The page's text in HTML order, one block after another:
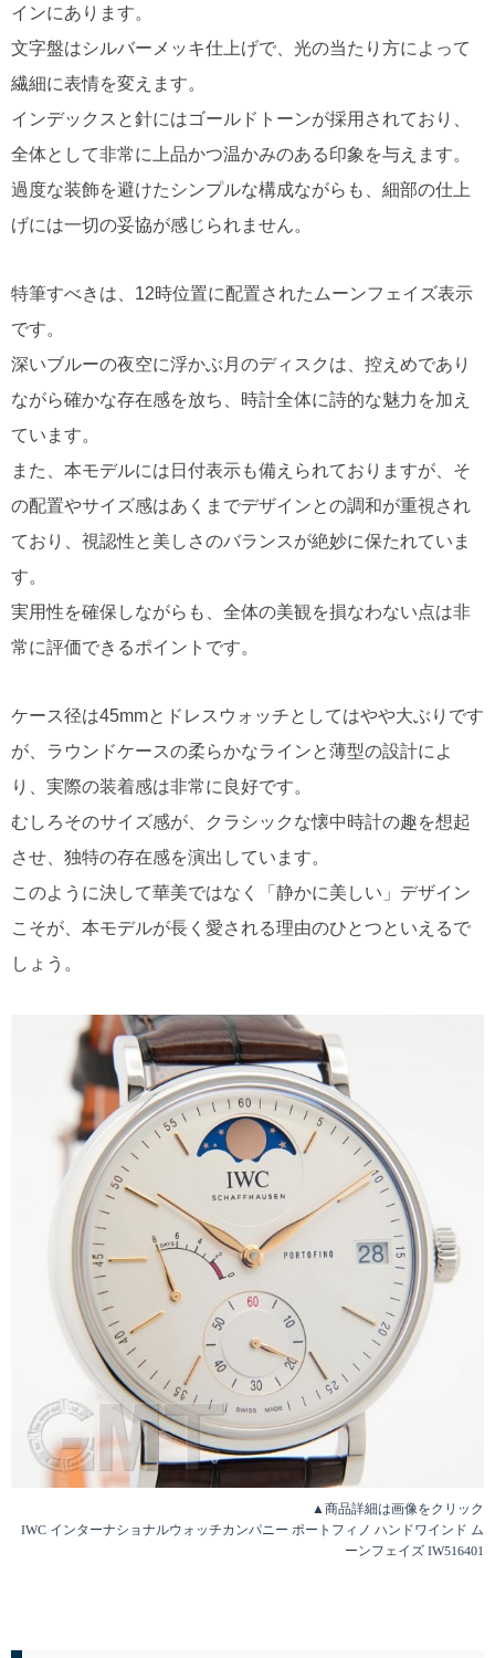
インにあります。
文字盤はシルバーメッキ仕上げで、光の当たり方によって
繊細に表情を変えます。
インデックスと針にはゴールドトーンが採用されており、
全体として非常に上品かつ温かみのある印象を与えます。
過度な装飾を避けたシンプルな構成ながらも、細部の仕上
げには一切の妥協が感じられません。
特筆すべきは、12時位置に配置されたムーンフェイズ表示
です。
深いブルーの夜空に浮かぶ月のディスクは、控えめであり
ながら確かな存在感を放ち、時計全体に詩的な魅力を加え
ています。
また、本モデルには日付表示も備えられておりますが、そ
の配置やサイズ感はあくまでデザインとの調和が重視され
ており、視認性と美しさのバランスが絶妙に保たれていま
す。
実用性を確保しながらも、全体の美観を損なわない点は非
常に評価できるポイントです。
ケース径は45mmとドレスウォッチとしてはやや大ぶりです
が、ラウンドケースの柔らかなラインと薄型の設計によ
り、実際の装着感は非常に良好です。
むしろそのサイズ感が、クラシックな懐中時計の趣を想起
させ、独特の存在感を演出しています。
このように決して華美ではなく「静かに美しい」デザイン
こそが、本モデルが長く愛される理由のひとつといえるで
しょう。
▲商品詳細は画像をクリック
IWC インターナショナルウォッチカンパニー ポートフィノ ハンドワインド ム
ーンフェイズ IW516401